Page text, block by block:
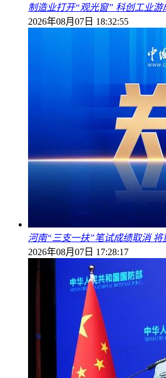
制造业打开“观光窗” 科创工业
2026年08月07日 18:32:55
河南“三支一扶”笔试成绩取消 将
2026年08月07日 17:28:17